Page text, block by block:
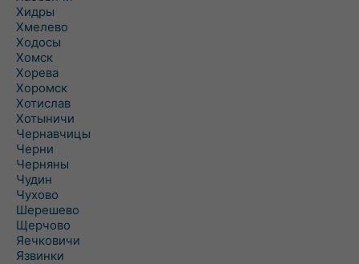
Хидры
Хмелево
Ходосы
Хомск
Хорева
Хоромск
Хотислав
Хотыничи
Чернавчицы
Черни
Черняны
Чудин
Чухово
Шерешево
Щерчово
Яечковичи
Язвинки